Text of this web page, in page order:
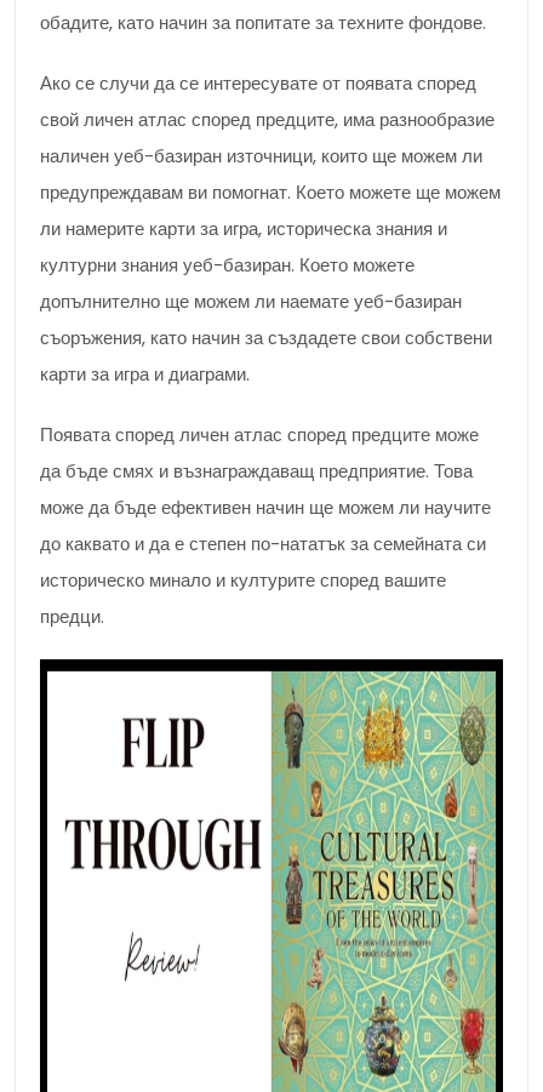
обадите, като начин за попитате за техните фондове.
Ако се случи да се интересувате от появата според
свой личен атлас според предците, има разнообразие
наличен уеб-базиран източници, които ще можем ли
предупреждавам ви помогнат. Което можете ще можем
ли намерите карти за игра, историческа знания и
културни знания уеб-базиран. Което можете
допълнително ще можем ли наемате уеб-базиран
съоръжения, като начин за създадете свои собствени
карти за игра и диаграми.
Появата според личен атлас според предците може
да бъде смях и възнаграждаващ предприятие. Това
може да бъде ефективен начин ще можем ли научите
до каквато и да е степен по-нататък за семейната си
историческо минало и културите според вашите
предци.